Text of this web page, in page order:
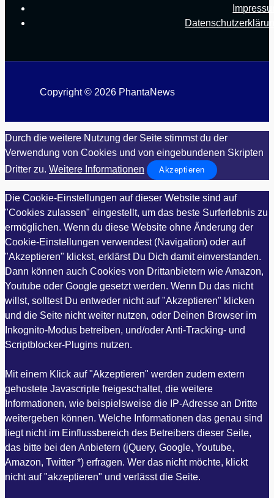
Copyright © 2026 PhantaNews
Durch die weitere Nutzung der Seite stimmst du der
Verwendung von Cookies und von eingebundenen Skripten
Dritter zu. Weitere Informationen Akzeptieren
Die Cookie-Einstellungen auf dieser Website sind auf
"Cookies zulassen" eingestellt, um das beste Surferlebnis zu
ermöglichen. Wenn du diese Website ohne Änderung der
Cookie-Einstellungen verwendest (Navigation) oder auf
"Akzeptieren" klickst, erklärst Du Dich damit einverstanden.
Dann können auch Cookies von Drittanbietern wie Amazon,
Youtube oder Google gesetzt werden. Wenn Du das nicht
willst, solltest Du entweder nicht auf "Akzeptieren" klicken
und die Seite nicht weiter nutzen, oder Deinen Browser im
Inkognito-Modus betreiben, und/oder Anti-Tracking- und
Scriptblocker-Plugins nutzen.
Mit einem Klick auf "Akzeptieren" werden zudem extern
gehostete Javascripte freigeschaltet, die weitere
Informationen, wie beispielsweise die IP-Adresse an Dritte
weitergeben können. Welche Informationen das genau sind
liegt nicht im Einflussbereich des Betreibers dieser Seite,
das bitte bei den Anbietern (jQuery, Google, Youtube,
Amazon, Twitter *) erfragen. Wer das nicht möchte, klickt
nicht auf "akzeptieren" und verlässt die Seite.